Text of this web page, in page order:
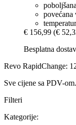
povećana
€ 156,99 (€
Besplatna
Revo RapidChange:
Sve cijene sa PDV-om.
Filteri
Kategorije: